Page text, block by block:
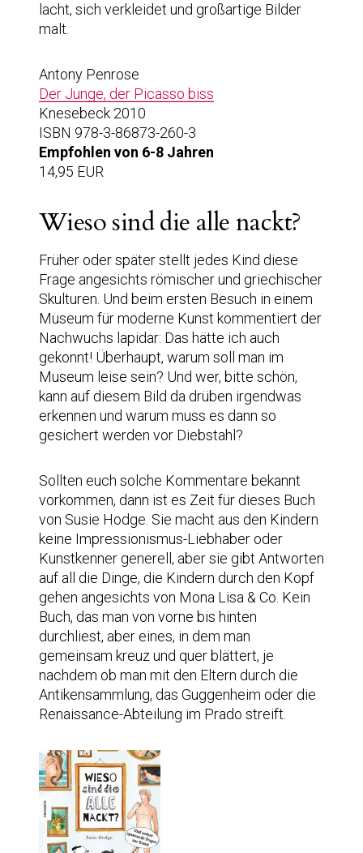
lacht, sich verkleidet und großartige Bilder
malt.
Antony Penrose
Der Junge, der Picasso biss
Knesebeck 2010
ISBN 978-3-86873-260-3
Empfohlen von 6-8 Jahren
14,95 EUR
Wieso sind die alle nackt?
Früher oder später stellt jedes Kind diese
Frage angesichts römischer und griechischer
Skulturen. Und beim ersten Besuch in einem
Museum für moderne Kunst kommentiert der
Nachwuchs lapidar: Das hätte ich auch
gekonnt! Überhaupt, warum soll man im
Museum leise sein? Und wer, bitte schön,
kann auf diesem Bild da drüben irgendwas
erkennen und warum muss es dann so
gesichert werden vor Diebstahl?
Sollten euch solche Kommentare bekannt
vorkommen, dann ist es Zeit für dieses Buch
von Susie Hodge. Sie macht aus den Kindern
keine Impressionismus-Liebhaber oder
Kunstkenner generell, aber sie gibt Antworten
auf all die Dinge, die Kindern durch den Kopf
gehen angesichts von Mona Lisa & Co. Kein
Buch, das man von vorne bis hinten
durchliest, aber eines, in dem man
gemeinsam kreuz und quer blättert, je
nachdem ob man mit den Eltern durch die
Antikensammlung, das Guggenheim oder die
Renaissance-Abteilung im Prado streift.